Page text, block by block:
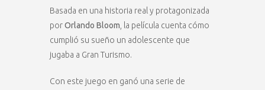
Basada en una historia real y protagonizada
porOrlando Bloom , la película cuenta cómo
cumplió su sueño un adolescente que
jugaba a Gran Turismo.
Con este juego en ganó una serie de